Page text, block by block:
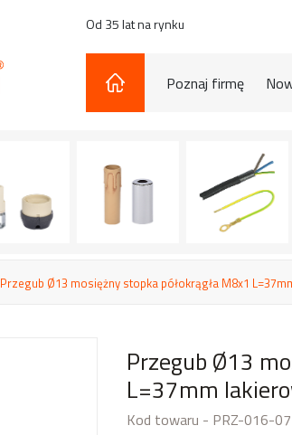
Od 35 lat na rynku
Poznaj firmę
Przegub Ø13 mosiężny stopka półokrągła M8x1
Przegub Ø13
L=37mm
Kod towaru - PRZ-016-07